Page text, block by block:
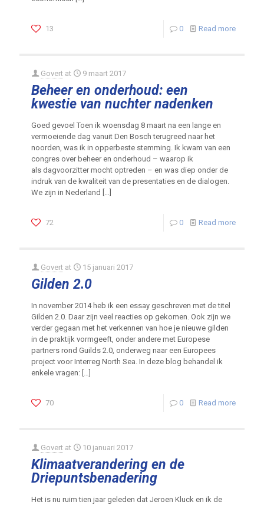
13 0 Read more
Govert at 9 maart 2017
Beheer en onderhoud: een
kwestie van nuchter nadenken
Goed gevoel Toen ik woensdag 8 maart na een lange en
vermoeiende dag vanuit Den Bosch terugreed naar het
noorden, was ik in opperbeste stemming. Ik kwam van een
congres over beheer en onderhoud – waarop ik
als dagvoorzitter mocht optreden – en was diep onder de
indruk van de kwaliteit van de presentaties en de dialogen.
We zijn in Nederland […]
72 0 Read more
Govert at 15 januari 2017
Gilden 2.0
In november 2014 heb ik een essay geschreven met de titel
Gilden 2.0. Daar zijn veel reacties op gekomen. Ook zijn we
verder gegaan met het verkennen van hoe je nieuwe gilden
in de praktijk vormgeeft, onder andere met Europese
partners rond Guilds 2.0, onderweg naar een Europees
project voor Interreg North Sea. In deze blog behandel ik
enkele vragen: […]
70 0 Read more
Govert at 10 januari 2017
Klimaatverandering en de
Driepuntsbenadering
Het is nu ruim tien jaar geleden dat Jeroen Kluck en ik de